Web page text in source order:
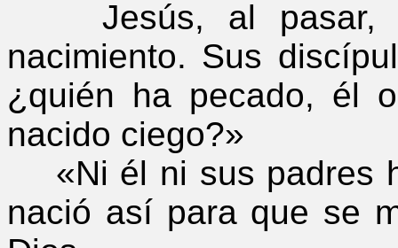
Jesús, al pasar,
nacimiento. Sus
¿quién ha pecado, él
nacido ciego?»
«Ni él ni sus padres
nació así para que se